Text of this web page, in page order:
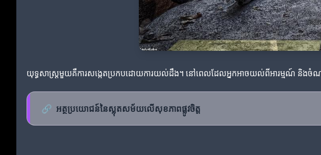
យុទ្ធសាស្ត្រមួយគឺការសង្កេតប្រកបដោយការយល់ដឹង។ នៅពេលដែលអ្នកអាចយល់ពីអារម្មណ៍ និងចំណារ
🔗 អត្ថប្រយោជន៍នៃស្លុតសម័យលើសុខភាពផ្លូវចិត្ត